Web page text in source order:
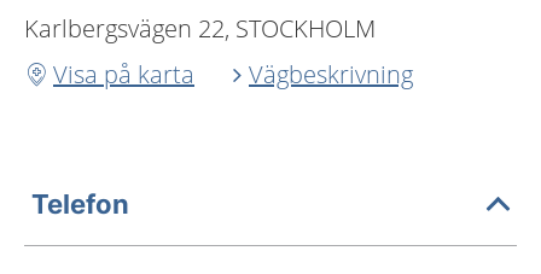
Karlbergsvägen 22, STOCKHOLM
Visa på karta
Vägbeskrivning
Telefon